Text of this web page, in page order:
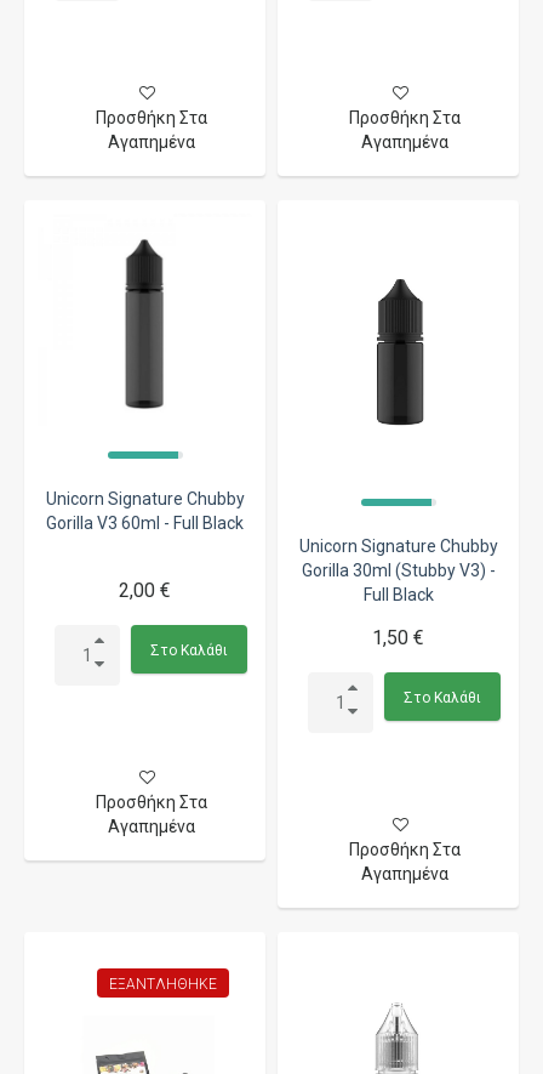
Προσθήκη Στα
Αγαπημένα
Προσθήκη Στα
Αγαπημένα
Unicorn Signature Chubby
Gorilla V3 60ml - Full Black
2,00 €
Στο Καλάθι
Προσθήκη Στα
Αγαπημένα
Unicorn Signature Chubby
Gorilla 30ml (Stubby V3) -
Full Black
1,50 €
Στο Καλάθι
Προσθήκη Στα
Αγαπημένα
ΕΞΑΝΤΛΉΘΗΚΕ